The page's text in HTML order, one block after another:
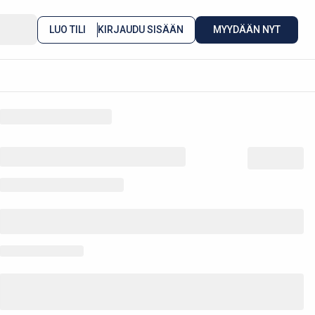
LUO TILI KIRJAUDU SISÄÄN MYYDÄÄN NYT